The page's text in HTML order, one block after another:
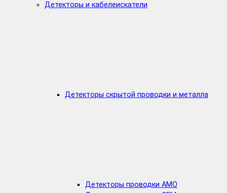
Детекторы и кабелеискатели
Детекторы скрытой проводки и металла
Детекторы проводки AMO